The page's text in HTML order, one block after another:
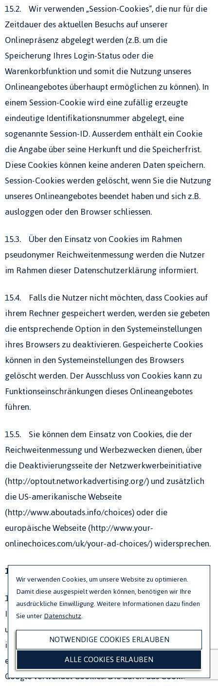
15.2. Wir verwenden „Session-Cookies“, die nur für die
Zeitdauer des aktuellen Besuchs auf unserer
Onlinepräsenz abgelegt werden (z.B. um die
Speicherung Ihres Login-Status oder die
Warenkorbfunktion und somit die Nutzung unseres
Onlineangebotes überhaupt ermöglichen zu können). In
einem Session-Cookie wird eine zufällig erzeugte
eindeutige Identifikationsnummer abgelegt, eine
sogenannte Session-ID. Ausserdem enthält ein Cookie
die Angabe über seine Herkunft und die Speicherfrist.
Diese Cookies können keine anderen Daten speichern.
Session-Cookies werden gelöscht, wenn Sie die Nutzung
unseres Onlineangebotes beendet haben und sich z.B.
ausloggen oder den Browser schliessen.
15.3. Über den Einsatz von Cookies im Rahmen
pseudonymer Reichweitenmessung werden die Nutzer
im Rahmen dieser Datenschutzerklärung informiert.
15.4. Falls die Nutzer nicht möchten, dass Cookies auf
ihrem Rechner gespeichert werden, werden sie gebeten
die entsprechende Option in den Systemeinstellungen
ihres Browsers zu deaktivieren. Gespeicherte Cookies
können in den Systemeinstellungen des Browsers
gelöscht werden. Der Ausschluss von Cookies kann zu
Funktionseinschränkungen dieses Onlineangebotes
führen.
15.5. Sie können dem Einsatz von Cookies, die der
Reichweitenmessung und Werbezwecken dienen, über
die Deaktivierungsseite der Netzwerkwerbeinitiative
(http://optout.networkadvertising.org/) und zusätzlich
die US-amerikanische Webseite
(http://www.aboutads.info/choices) oder die
europäische Webseite (http://www.your­
onlinechoices.com­/uk/your-ad-choices/) widersprechen.
16. Google Analytics
16.1. Wir setzen auf Grundlage unserer berechtigten
Interessen (d.h. Interesse an der Analyse, Optimierung
und wirtschaftlichem Betrieb unseres Onlineangebotes
im Sinne des Art. 6 Abs. 1 lit. f. DSGVO) Google Analytics,
einen Webanalysedienst der Google LLC („Google“) ein.
Google verwendet Cookies. Die durch das Cookie
Wir verwenden Cookies, um unsere Website zu optimieren.
Damit diese ausgespielt werden können, benötigen wir Ihre
ausdrückliche Einwilligung. Weitere Informationen dazu finden
Sie unterDatenschutz.
NOTWENDIGE COOKIES ERLAUBEN
ALLE COOKIES ERLAUBEN